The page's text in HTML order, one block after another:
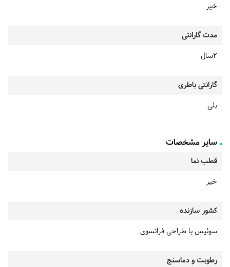
خیر
مدت گارانتی
2سال
گارانتی باطری
بلی
سایر مشخصات
قطب نما
خیر
کشور سازنده
سوئیس با طراحی فرانسوی
رطوبت و دماسنج